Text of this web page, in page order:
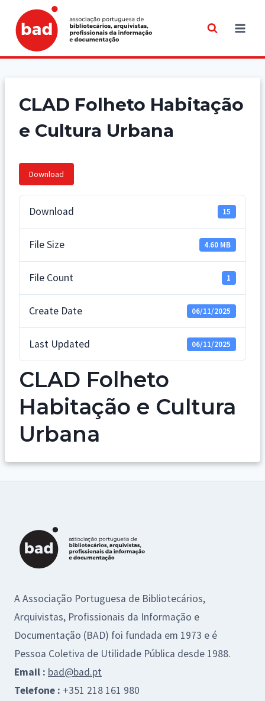
content
CLAD Folheto Habitação
e Cultura Urbana
Download
Download 15
File Size 4.60 MB
File Count 1
Create Date 06/11/2025
Last Updated 06/11/2025
CLAD Folheto
Habitação e Cultura
Urbana
A Associação Portuguesa de Bibliotecários,
Arquivistas, Profissionais da Informação e
Documentação (BAD) foi fundada em 1973 e é
Pessoa Coletiva de Utilidade Pública desde 1988.
Email : bad@bad.pt
Telefone : +351 218 161 980